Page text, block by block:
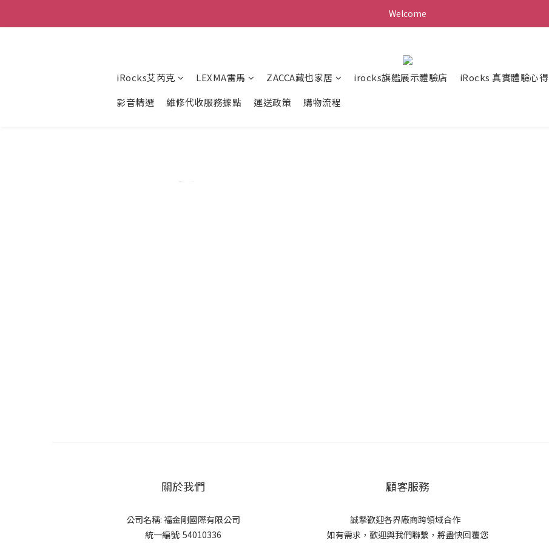
Welcome
iRocks艾芮克 LEXMA雷馬 ZACCA藏也家居 irocks旗艦展示體驗店 iRocks 真實體驗心得
影音精選
維修代收服務據點 運送政策 購物流程
關於我們
公司名稱: 福金剛國際有限公司
統一編號: 54010336
顧客服務
誠摯歡迎各界廠商跨領域合作
如有需求，歡迎與我們聯繫，將盡快回覆您